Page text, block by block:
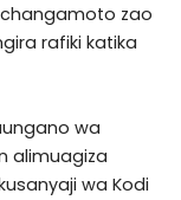
changamoto zao
rafiki katika
wa
alimuagiza
wa Kodi